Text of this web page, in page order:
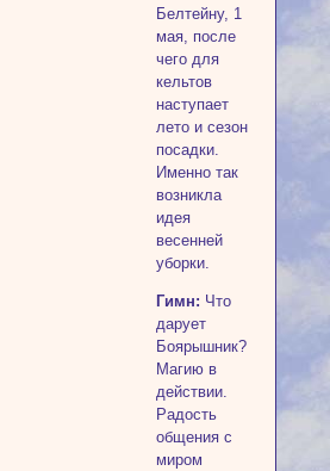
Белтейну, 1
мая, после
чего для
кельтов
наступает
лето и сезон
посадки.
Именно так
возникла
идея
весенней
уборки.
Гимн: Что
дарует
Боярышник?
Магию в
действии.
Радость
общения с
миром